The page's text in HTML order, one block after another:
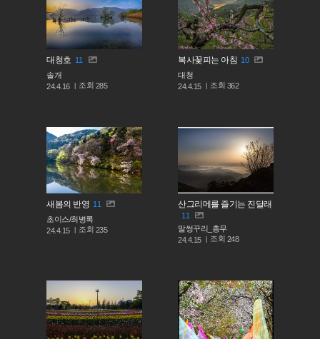
대청호 11
솔개
24.4.16
조회 285
복사꽃피는 아침 10
대청
24.4.15
조회 362
새봄의 반영 11
초이스/최병록
24.4.15
조회 235
산그리메를 즐기는 진달래
11
말썽꾸리_총무
24.4.15
조회 248